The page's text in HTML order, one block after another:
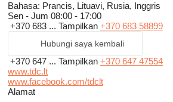
Bahasa: Prancis, Lituavi, Rusia, Inggris
Sen - Jum 08:00 - 17:00
+370 683 ... Tampilkan +370 683 58899
Hubungi saya kembali
+370 647 ... Tampilkan +370 647 47554
www.tdc.lt
www.facebook.com/tdclt
Alamat